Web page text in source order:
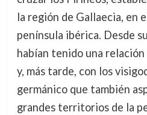
la región de Gallaecia, en
península ibérica. Desde
habían tenido una
y, más tarde, con los
germánico que también
grandes territorios de la